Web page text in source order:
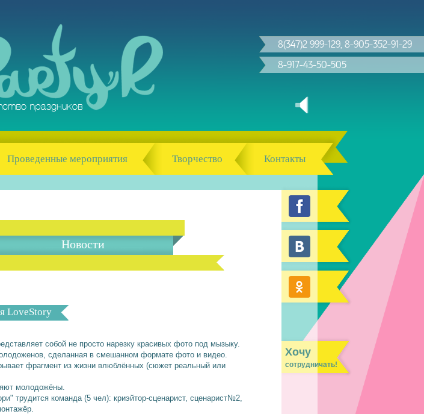
8(347)2 999-129, 8-905-352-91-29
8-917-43-50-505
Проведенные мероприятия Творчество Контакты
Хочу
сотрудничать!
Новости
LoveStory
собой не просто нарезку красивых фото под мызыку.
сделанная в смешанном формате фото и видео.
фрагмент из жизни влюблённых (сюжет реальный или
молодожёны.
трудится команда (5 чел): криэйтор-сценарист, сценарист№2,